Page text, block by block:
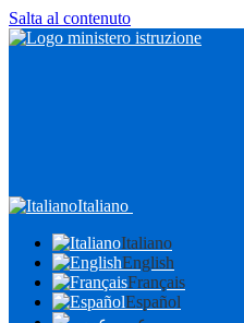
Salta al contenuto
Italiano
Italiano
English
Français
Español